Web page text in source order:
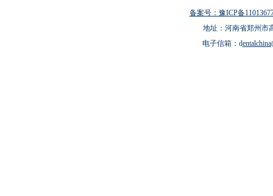
备案号：豫ICP备
地址：河南省郑州市
电子信箱：d